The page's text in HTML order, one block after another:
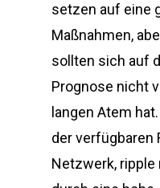
setzen auf eine
Maßnahmen,
sollten sich auf
Prognose nicht
langen Atem
der verfügbaren
Netzwerk, ripple